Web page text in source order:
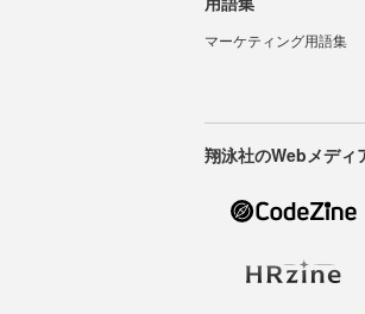
マーケティング用語集
翔泳社のWebメディ